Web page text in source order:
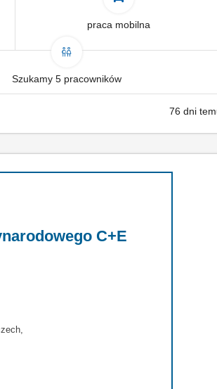
praca mobilna
Szukamy 5 pracowników
76 dni
C+E